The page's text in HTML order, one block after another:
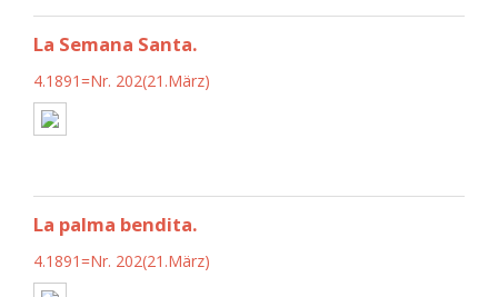
La Semana Santa.
4.1891=Nr. 202(21.März)
La palma bendita.
4.1891=Nr. 202(21.März)